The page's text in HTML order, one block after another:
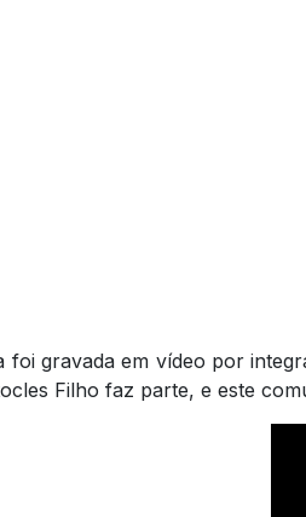
foi gravada em vídeo por
Filho faz parte, e este